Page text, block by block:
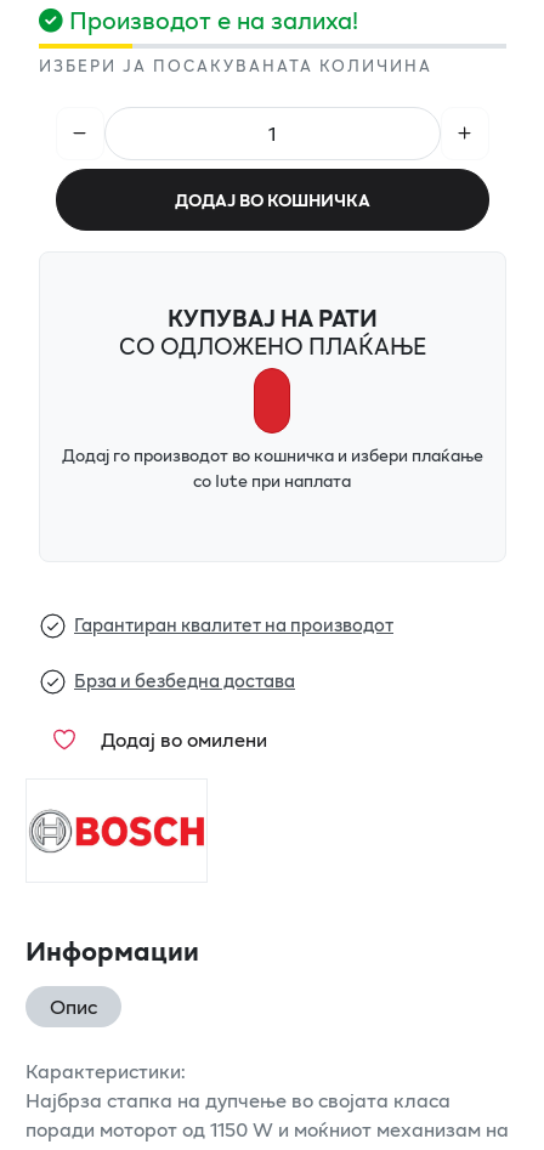
Производот е на залиха!
ИЗБЕРИ ЈА ПОСАКУВАНАТА КОЛИЧИНА
ДОДАЈ ВО КОШНИЧКА
КУПУВАЈ НА РАТИ
СО ОДЛОЖЕНО ПЛАЌАЊЕ
Додај го производот во кошничка и избери плаќање
со Iute при наплата
Гарантиран квалитет на производот
Брза и безбедна достава
Додај во омилени
Информации
Опис
Карактеристики:
Најбрза стапка на дупчење во својата класа
поради моторот од 1150 W и моќниот механизам на